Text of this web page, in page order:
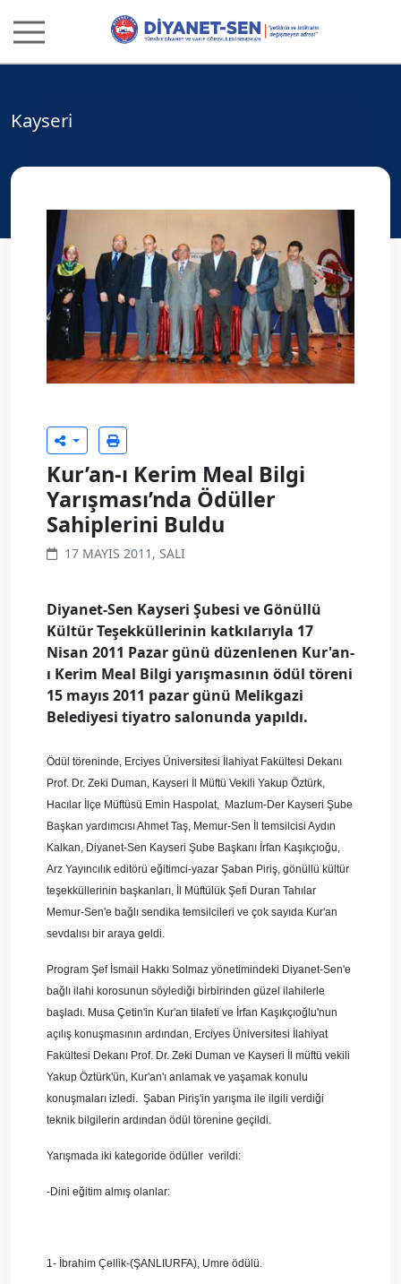
Kayseri
Kur’an-ı Kerim Meal Bilgi
Yarışması’nda Ödüller
Sahiplerini Buldu
17 MAYIS 2011, SALI
Diyanet-Sen Kayseri Şubesi ve Gönüllü
Kültür Teşekküllerinin katkılarıyla 17
Nisan 2011 Pazar günü düzenlenen Kur'an-
ı Kerim Meal Bilgi yarışmasının ödül töreni
15 mayıs 2011 pazar günü Melikgazi
Belediyesi tiyatro salonunda yapıldı.
Ödül töreninde, Erciyes Üniversitesi İlahiyat Fakültesi Dekanı
Prof. Dr. Zeki Duman, Kayseri İl Müftü Vekili Yakup Öztürk,
Hacılar İlçe Müftüsü Emin Haspolat, Mazlum-Der Kayseri Şube
Başkan yardımcısı Ahmet Taş, Memur-Sen İl temsilcisi Aydın
Kalkan, Diyanet-Sen Kayseri Şube Başkanı İrfan Kaşıkçıoğu,
Arz Yayıncılık editörü eğitimci-yazar Şaban Piriş, gönüllü kültür
teşekküllerinin başkanları, İl Müftülük Şefi Duran Tahılar
Memur-Sen'e bağlı sendika temsilcileri ve çok sayıda Kur'an
sevdalısı bir araya geldi.
Program Şef İsmail Hakkı Solmaz yönetimindeki Diyanet-Sen'e
bağlı ilahi korosunun söylediği birbirinden güzel ilahilerle
başladı. Musa Çetin'in Kur'an tilafeti ve İrfan Kaşıkçıoğlu'nun
açılış konuşmasının ardından, Erciyes Üniversitesi İlahiyat
Fakültesi Dekanı Prof. Dr. Zeki Duman ve Kayseri İl müftü vekili
Yakup Öztürk'ün, Kur'an'ı anlamak ve yaşamak konulu
konuşmaları izledi. Şaban Piriş'in yarışma ile ilgili verdiği
teknik bilgilerin ardından ödül törenine geçildi.
Yarışmada iki kategoride ödüller verildi:
-Dini eğitim almış olanlar:
1- İbrahim Çellik-(ŞANLIURFA), Umre ödülü.